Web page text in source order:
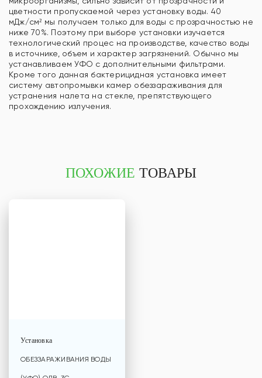
цветности пропускаемой через установку воды. 40
мДж/cм² мы получаем только для воды с прозрачностью не
ниже 70%. Поэтому при выборе установки изучается
технологический процес на производстве, качество воды
в источнике, объем и характер загрязнений. Обычно мы
устанавливаем УФО с дополнительными фильтрами.
Кроме того данная бактерицидная установка имеет
систему автопромывки камер обеззараживания для
устранения налета на стекле, препятствующего
прохождению излучения.
ПОХОЖИЕ ТОВАРЫ
Установка
ОБЕЗЗАРАЖИВАНИЯ ВОДЫ